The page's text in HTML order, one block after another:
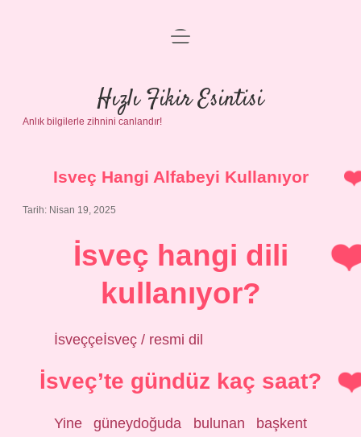
Anasayfa
Gizlilik Politikası
Yasal Uyarı
menüyü
Hızlı Fikir Esintisi
Anlık bilgilerle zihnini canlandır!
Isveç Hangi Alfabeyi Kullanıyor
Tarih: Nisan 19, 2025
İsveç hangi dili
kullanıyor?
İsveççeİsveç / resmi dil
İsveç’te gündüz kaç saat?
Yine güneydoğuda bulunan başkent